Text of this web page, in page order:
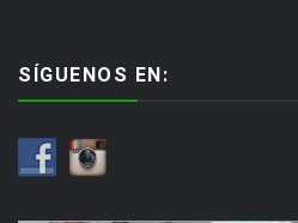
SÍGUENOS EN: